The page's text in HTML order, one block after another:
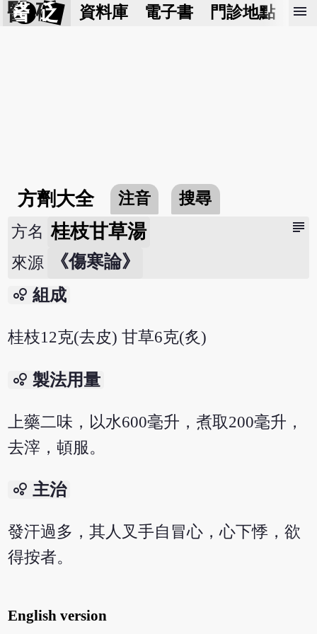
醫 砭 資料庫 電子書 門診地點 預
menu
方劑大全 注音 搜尋
subject
方名 桂枝甘草湯
來源 《傷寒論》
bubble_chart 組成
桂枝12克(去皮) 甘草6克(炙)
bubble_chart 製法用量
上藥二味，以水600毫升，煮取200毫升，
去滓，頓服。
bubble_chart 主治
發汗過多，其人叉手自冒心，心下悸，欲
得按者。
English version